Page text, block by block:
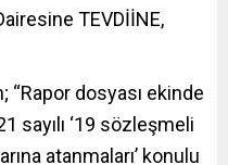
TEVDİİNE,
“Rapor dosyası ekinde
sayılı ‘19 sözleşmeli
atanmaları’ konulu